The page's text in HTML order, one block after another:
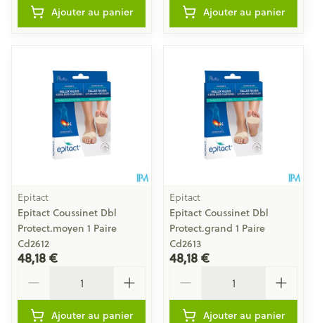
Ajouter au panier Ajouter au panier
Epitact
Epitact Coussinet Dbl
Protect.moyen 1 Paire
Cd2612
48,18 €
Ajouter au panier
Epitact
Epitact Coussinet Dbl
Protect.grand 1 Paire
Cd2613
48,18 €
Ajouter au panier